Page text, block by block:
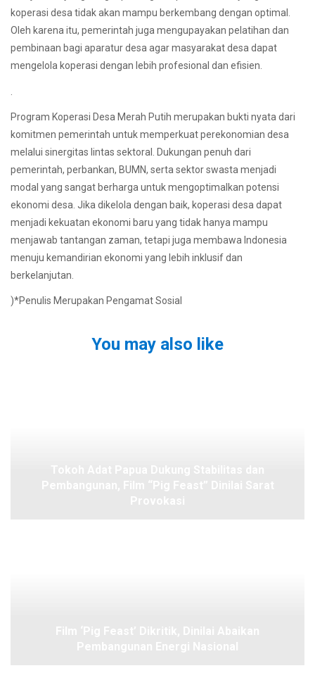
koperasi desa tidak akan mampu berkembang dengan optimal.
Oleh karena itu, pemerintah juga mengupayakan pelatihan dan
pembinaan bagi aparatur desa agar masyarakat desa dapat
mengelola koperasi dengan lebih profesional dan efisien.
Program Koperasi Desa Merah Putih merupakan bukti nyata dari
komitmen pemerintah untuk memperkuat perekonomian desa
melalui sinergitas lintas sektoral. Dukungan penuh dari
pemerintah, perbankan, BUMN, serta sektor swasta menjadi
modal yang sangat berharga untuk mengoptimalkan potensi
ekonomi desa. Jika dikelola dengan baik, koperasi desa dapat
menjadi kekuatan ekonomi baru yang tidak hanya mampu
menjawab tantangan zaman, tetapi juga membawa Indonesia
menuju kemandirian ekonomi yang lebih inklusif dan
berkelanjutan.
)*Penulis Merupakan Pengamat Sosial
You may also like